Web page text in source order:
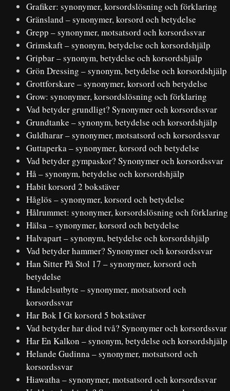
Grafiker: synonymer, korsordslösning och förklaring
Gränsland – synonymer, korsord och betydelse
Grepp – synonymer, motsatsord och korsordssvar
Grimskaft – synonym, betydelse och korsordshjälp
Gripbar – synonym, betydelse och korsordshjälp
Grön Dressing – synonym, betydelse och korsordshjälp
Grottforskare – synonymer, korsord och betydelse
Grow: synonymer, korsordslösning och förklaring
Vad betyder grundligt? Synonymer och korsordssvar
Grundtanke – synonym, betydelse och korsordshjälp
Guldharar – synonymer, motsatsord och korsordssvar
Guttaperka – synonymer, korsord och betydelse
Vad betyder gympaskor? Synonymer och korsordssvar
Hå – synonym, betydelse och korsordshjälp
Habit korsord 2 bokstäver
Håglös – synonymer, korsord och betydelse
Hålrummet: synonymer, korsordslösning och förklaring
Hälsa – synonymer, korsord och betydelse
Halvapart – synonym, betydelse och korsordshjälp
Vad betyder hammer? Synonymer och korsordssvar
Han Sitter På Stol 17 – synonymer, korsord och
betydelse
Handelsutbyte – synonymer, motsatsord och
korsordssvar
Har Bok I Gt korsord 5 bokstäver
Vad betyder har diod två? Synonymer och korsordssvar
Har En Kalkon – synonym, betydelse och korsordshjälp
Helande Gudinna – synonymer, motsatsord och
korsordssvar
Hiawatha – synonymer, motsatsord och korsordssvar